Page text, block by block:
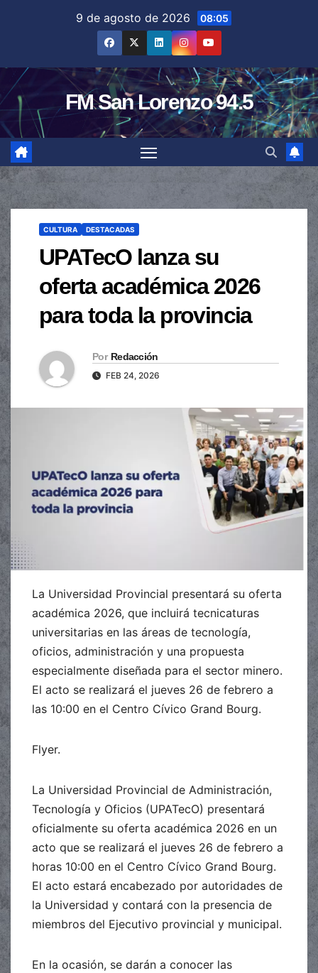
9 de agosto de 2026 08:05
FM San Lorenzo 94.5
CULTURA DESTACADAS
UPATecO lanza su
oferta académica 2026
para toda la provincia
Por Redacción
FEB 24, 2026
La Universidad Provincial presentará su oferta
académica 2026, que incluirá tecnicaturas
universitarias en las áreas de tecnología,
oficios, administración y una propuesta
especialmente diseñada para el sector minero.
El acto se realizará el jueves 26 de febrero a
las 10:00 en el Centro Cívico Grand Bourg.
Flyer.
La Universidad Provincial de Administración,
Tecnología y Oficios (UPATecO) presentará
oficialmente su oferta académica 2026 en un
acto que se realizará el jueves 26 de febrero a
horas 10:00 en el Centro Cívico Grand Bourg.
El acto estará encabezado por autoridades de
la Universidad y contará con la presencia de
miembros del Ejecutivo provincial y municipal.
En la ocasión, se darán a conocer las